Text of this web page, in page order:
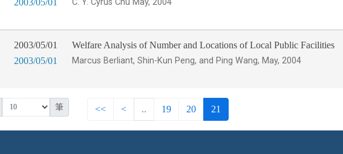
2003/05/01
C. Y. Cyrus Chu May, 2004
2003/05/01
2003/05/01
Welfare Analysis of Number and Locations of Local Public Facilities
Marcus Berliant, Shin-Kun Peng, and Ping Wang, May, 2004
筆 << < .. 19 20 21